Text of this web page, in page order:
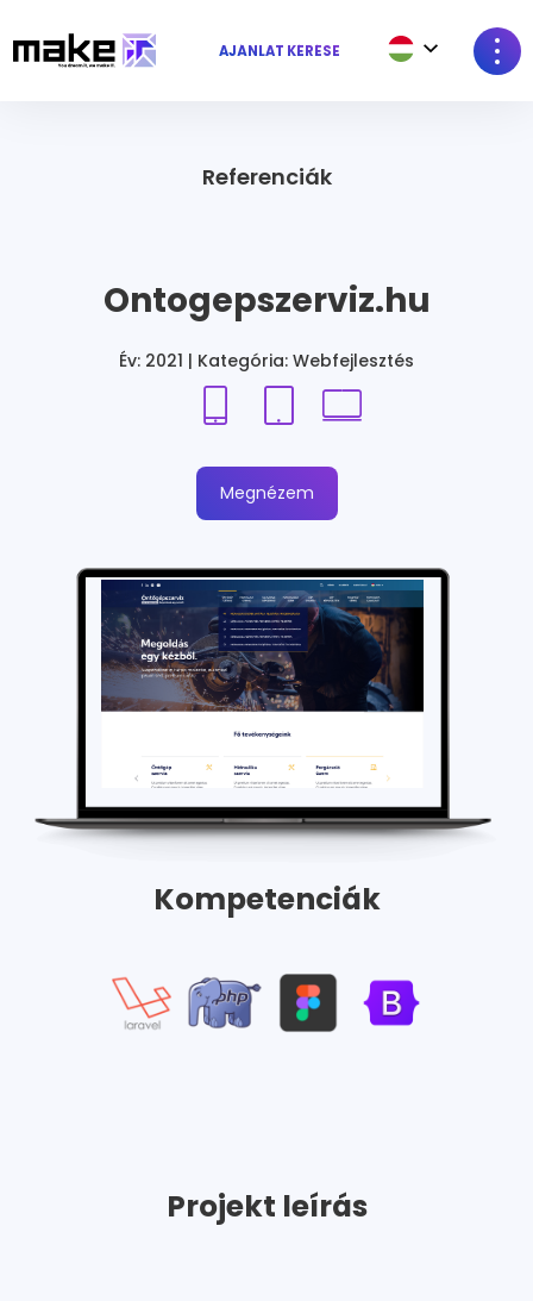
AJÁNLAT KÉRÉSE
Referenciák
Ontogepszerviz.hu
Év: 2021 | Kategória: Webfejlesztés
Megnézem
Kompetenciák
Projekt leírás